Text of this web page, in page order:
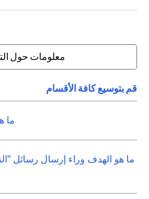
معلومات حول
قم بتوسيع كافة الأقسام
ما
ما هو الهدف وراء إرسال رسائل